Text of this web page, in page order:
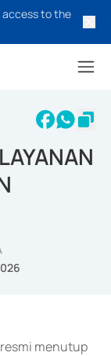
to the
menutup